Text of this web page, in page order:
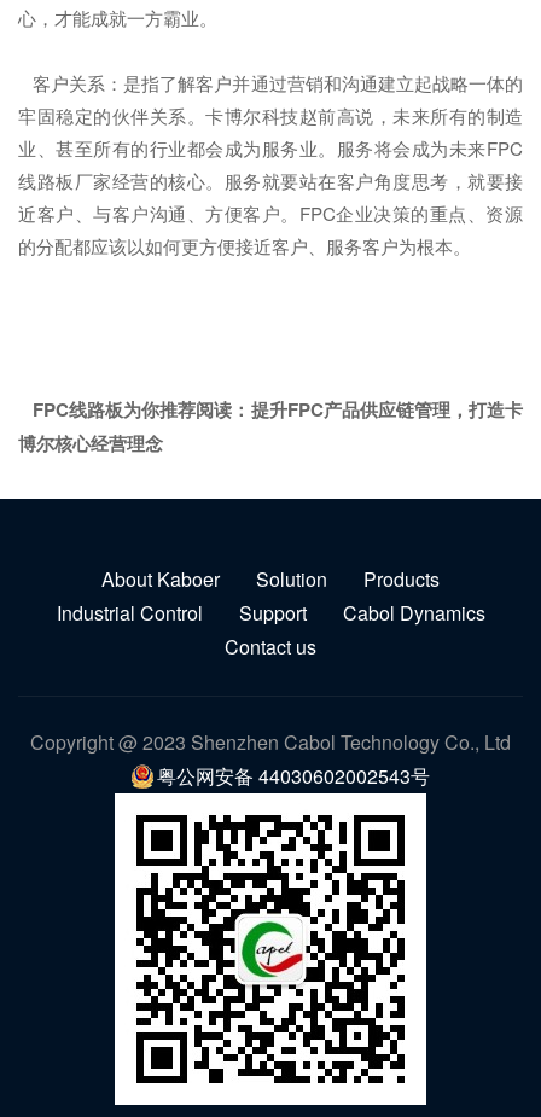
心，才能成就一方霸业。
客户关系：是指了解客户并通过营销和沟通建立起战略一体的
牢固稳定的伙伴关系。卡博尔科技赵前高说，未来所有的制造
业、甚至所有的行业都会成为服务业。服务将会成为未来FPC
线路板厂家经营的核心。服务就要站在客户角度思考，就要接
近客户、与客户沟通、方便客户。FPC企业决策的重点、资源
的分配都应该以如何更方便接近客户、服务客户为根本。
FPC线路板为你推荐阅读： 提升FPC产品供应链管理，打造卡
博尔核心经营理念
About Kaboer Solution
Products
Industrial Control
Support
Cabol Dynamics
Contact us
Copyright @ 2023 Shenzhen Cabol Technology Co., Ltd
粤公网安备 44030602002543号